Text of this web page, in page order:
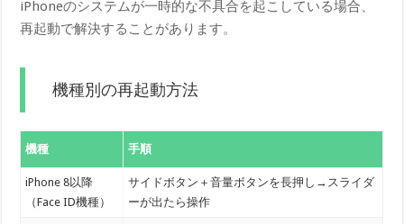
iPhoneのシステムが一時的な不具合を起こしている場合、
再起動で解決することがあります。
機種別の再起動方法
機種 手順
iPhone 8以降
（Face ID機種）
サイドボタン＋音量ボタンを長押し→スライダ
ーが出たら操作